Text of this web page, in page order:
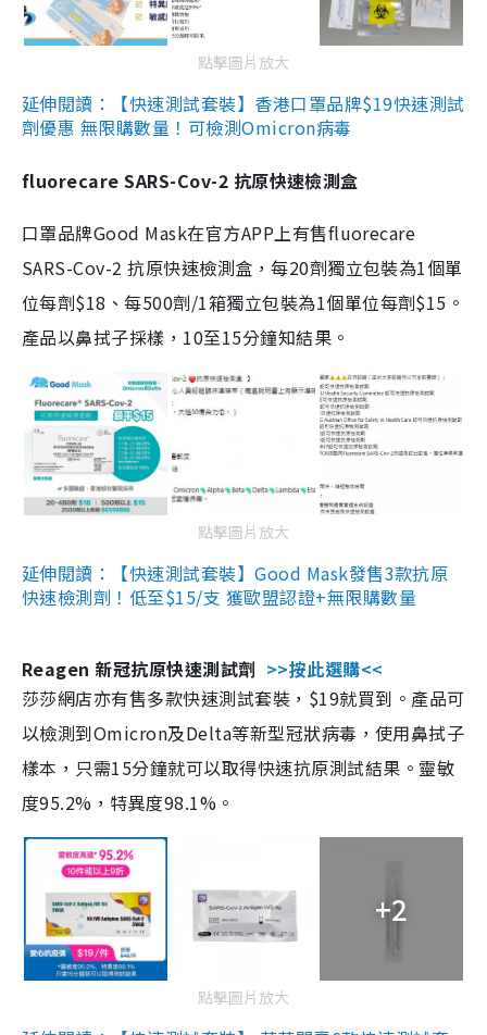
點擊圖片放大
延伸閱讀：【快速測試套裝】香港口罩品牌$19快速測試
劑優惠 無限購數量！可檢測Omicron病毒
fluorecare SARS-Cov-2 抗原快速檢測盒
口罩品牌Good Mask在官方APP上有售fluorecare
SARS-Cov-2 抗原快速檢測盒，每20劑獨立包裝為1個單
位每劑$18、每500劑/1箱獨立包裝為1個單位每劑$15。
產品以鼻拭子採樣，10至15分鐘知結果。
點擊圖片放大
延伸閱讀：【快速測試套裝】Good Mask發售3款抗原
快速檢測劑！低至$15/支 獲歐盟認證+無限購數量
Reagen 新冠抗原快速測試劑 >>按此選購<<
莎莎網店亦有售多款快速測試套裝，$19就買到。產品可
以檢測到Omicron及Delta等新型冠狀病毒，使用鼻拭子
樣本，只需15分鐘就可以取得快速抗原測試結果。靈敏
度95.2%，特異度98.1%。
+2
點擊圖片放大